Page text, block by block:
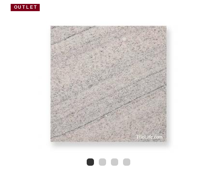
OUTLET